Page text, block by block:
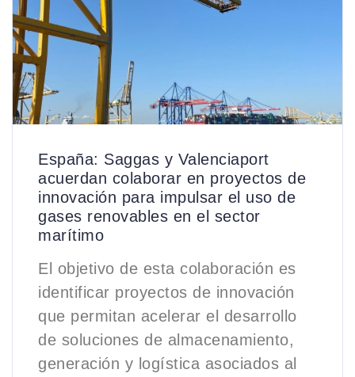
España: Saggas y Valenciaport
acuerdan colaborar en proyectos de
innovación para impulsar el uso de
gases renovables en el sector
marítimo
El objetivo de esta colaboración es
identificar proyectos de innovación
que permitan acelerar el desarrollo
de soluciones de almacenamiento,
generación y logística asociados al